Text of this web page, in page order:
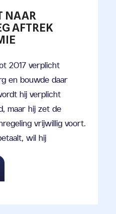
NAAR
AFTREK
2017 verplicht
en bouwde daar
hij verplicht
maar hij zet de
vrijwillig voort.
wil hij